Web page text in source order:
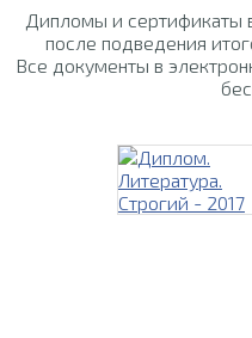
Дипломы и сертификаты
после подведения
Все документы в